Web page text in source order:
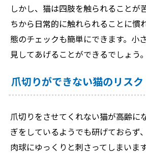
しかし、猫は四肢を触られることが
ちから日常的に触れられることに慣
態のチェックも簡単にできます。小
見してあげることができるでしょう。
爪切りができない猫のリスク
爪切りをさせてくれない猫が高齢に
ぎをしているようでも研げておらず
肉球にゆっくりと刺さってしまいま